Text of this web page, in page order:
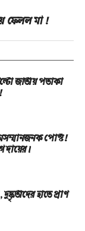
ফেলল মা !
জাতীয় পতাকা
পোস্ট!
দায়ের।
হাতে প্রাণ